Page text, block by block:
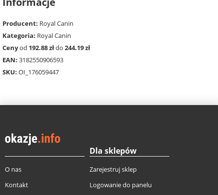
Producent: Royal Canin
Kategoria: Royal Canin
Cenyod 192.88 złdo 244.19 zł
EAN: 3182550906593
SKU: OI_176059447
O nas
Kontakt
Dla sklepów
Zarejestruj sklep
Logowanie do panelu